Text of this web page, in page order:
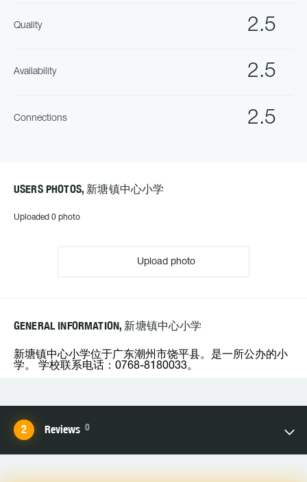
2.5
Quality
2.5
Availability
2.5
Connections
USERS PHOTOS, 新塘镇中心小学
Uploaded 0 photo
Upload photo
GENERAL INFORMATION, 新塘镇中心小学
新塘镇中心小学位于广东潮州市饶平县。是一所公办的小
学。 学校联系电话：0768-8180033。
Reviews 0